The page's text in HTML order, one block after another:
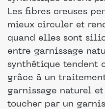
Les fibres creuses
mieux circuler et
quand elles sont
entre garnissage
synthétique tendent
grâce à un
garnissage naturel
toucher par un